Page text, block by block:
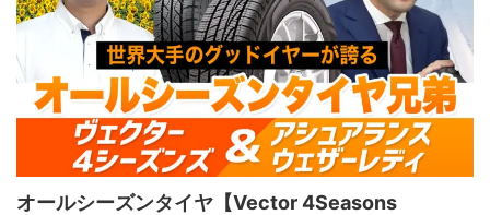
オールシーズンタイヤ【Vector 4Seasons